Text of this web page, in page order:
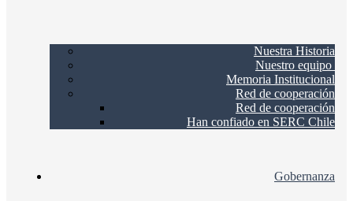
Nuestra Historia
Nuestro equipo
Memoria Institucional
Red de cooperación
Red de cooperación
Han confiado en SERC Chile
Gobernanza